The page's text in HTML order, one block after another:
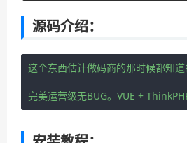
源码介绍：
这个东西估计做码商的那时候都知
完美运营级无BUG。VUE +